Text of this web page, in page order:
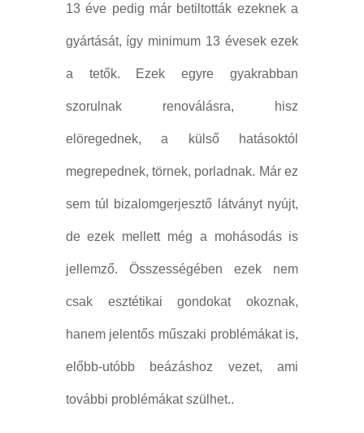
13 éve pedig már betiltották ezeknek a
gyártását, így minimum 13 évesek ezek
a tetők. Ezek egyre gyakrabban
szorulnak renoválásra, hisz
elöregednek, a külső hatásoktól
megrepednek, törnek, porladnak. Már ez
sem túl bizalomgerjesztő látványt nyújt,
de ezek mellett még a mohásodás is
jellemző. Összességében ezek nem
csak esztétikai gondokat okoznak,
hanem jelentős műszaki problémákat is,
előbb-utóbb beázáshoz vezet, ami
további problémákat szülhet..